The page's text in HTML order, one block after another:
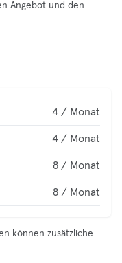
Angebot und den
4 / Monat
4 / Monat
8 / Monat
8 / Monat
können zusätzliche